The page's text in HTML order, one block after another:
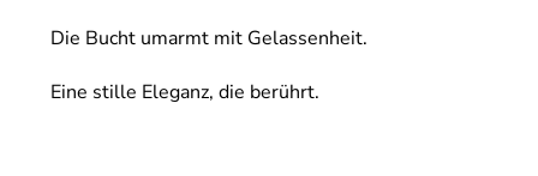
Die Bucht umarmt mit Gelassenheit.
Eine stille Eleganz, die berührt.